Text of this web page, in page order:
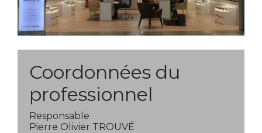
Coordonnées du
professionnel
Responsable
Pierre Olivier TROUVÉ